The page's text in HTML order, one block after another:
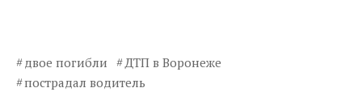
двое погибли
ДТП в Воронеже
пострадал водитель